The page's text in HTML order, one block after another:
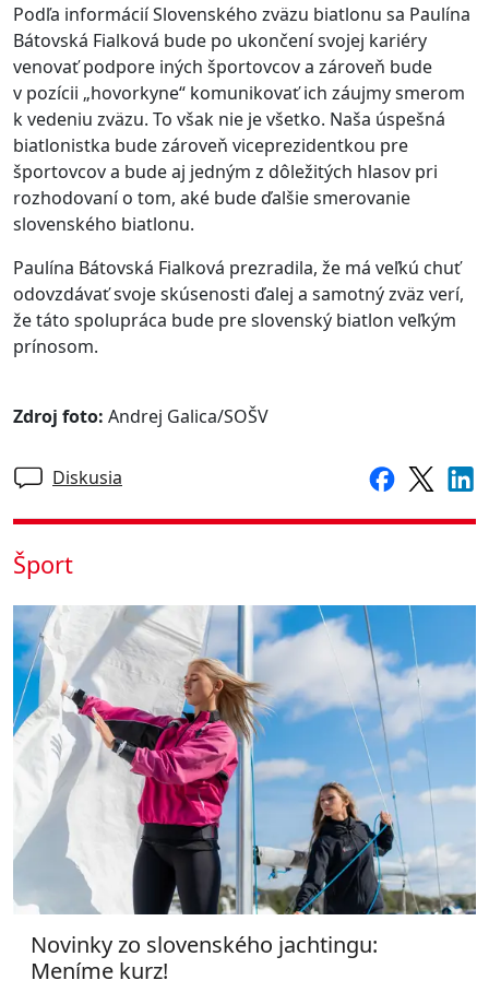
Podľa informácií Slovenského zväzu biatlonu sa Paulína
Bátovská Fialková bude po ukončení svojej kariéry
venovať podpore iných športovcov a zároveň bude
v pozícii „hovorkyne“ komunikovať ich záujmy smerom
k vedeniu zväzu. To však nie je všetko. Naša úspešná
biatlonistka bude zároveň viceprezidentkou pre
športovcov a bude aj jedným z dôležitých hlasov pri
rozhodovaní o tom, aké bude ďalšie smerovanie
slovenského biatlonu.
Paulína Bátovská Fialková prezradila, že má veľkú chuť
odovzdávať svoje skúsenosti ďalej a samotný zväz verí,
že táto spolupráca bude pre slovenský biatlon veľkým
prínosom.
Zdroj foto: Andrej Galica/SOŠV
Diskusia
Šport
Novinky zo slovenského jachtingu:
Meníme kurz!